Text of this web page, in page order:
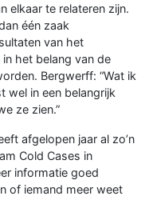
elkaar te relateren zijn.
één zaak
van het
het belang van de
Bergwerff: “Wat ik
wel in een belangrijk
ze zien.”
afgelopen jaar al zo’n
Cold Cases in
informatie goed
of iemand meer weet